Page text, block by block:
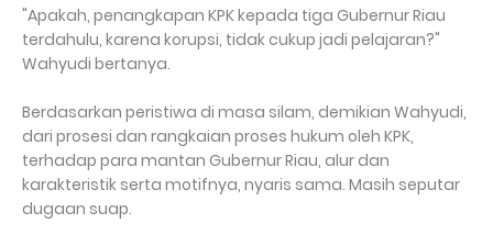
"Apakah, penangkapan KPK kepada tiga Gubernur Riau
terdahulu, karena korupsi, tidak cukup jadi pelajaran?"
Wahyudi bertanya.
Berdasarkan peristiwa di masa silam, demikian Wahyudi,
dari prosesi dan rangkaian proses hukum oleh KPK,
terhadap para mantan Gubernur Riau, alur dan
karakteristik serta motifnya, nyaris sama. Masih seputar
dugaan suap.